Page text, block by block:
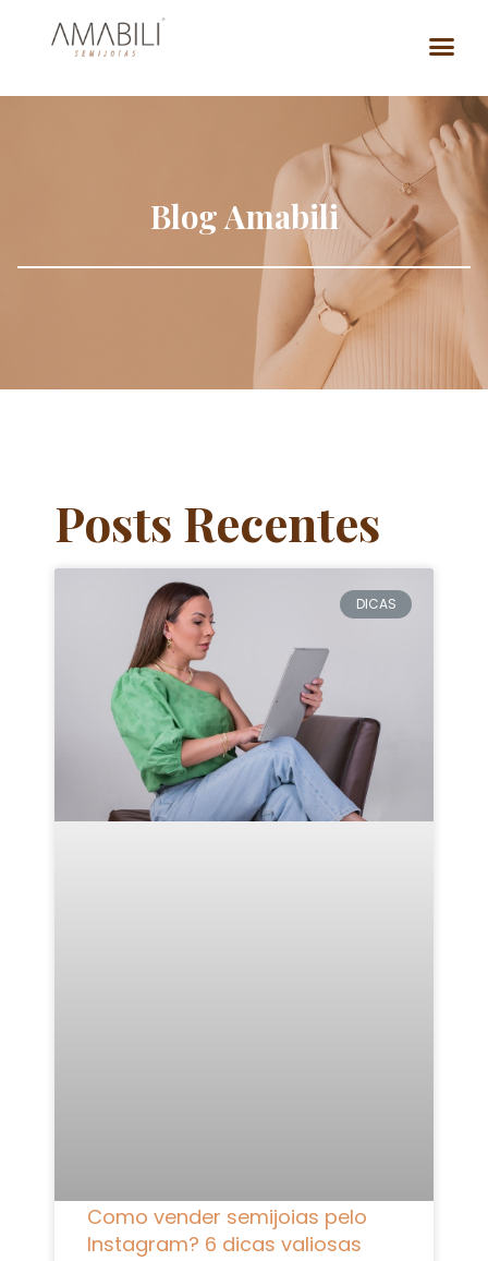
Blog Amabili
Posts Recentes
DICAS
Como vender semijoias pelo
Instagram? 6 dicas valiosas